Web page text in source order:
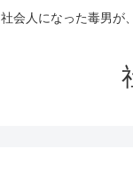
社会人になった毒男が